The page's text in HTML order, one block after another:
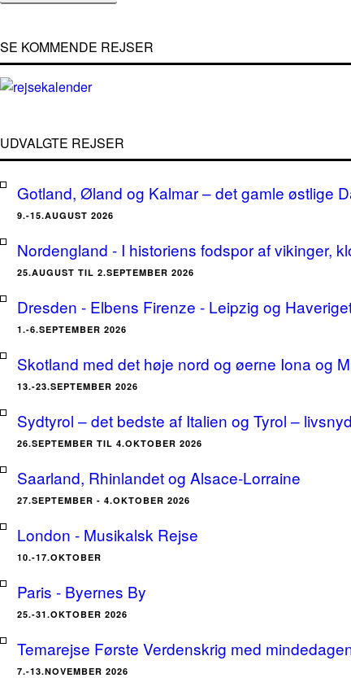
SE KOMMENDE REJSER
UDVALGTE REJSER
Gotland, Øland og Kalmar – det gamle østlige
9.-15.AUGUST 2026
Nordengland - I historiens fodspor af vikinger,
25.AUGUST TIL 2.SEPTEMBER 2026
Dresden - Elbens Firenze - Leipzig og
1.-6.SEPTEMBER 2026
Skotland med det høje nord og øerne Iona og
13.-23.SEPTEMBER 2026
Sydtyrol – det bedste af Italien og Tyrol –
26.SEPTEMBER TIL 4.OKTOBER 2026
Saarland, Rhinlandet og Alsace-Lorraine
27.SEPTEMBER - 4.OKTOBER 2026
London - Musikalsk Rejse
10.-17.OKTOBER
Paris - Byernes By
25.-31.OKTOBER 2026
Temarejse Første Verdenskrig med
7.-13.NOVEMBER 2026